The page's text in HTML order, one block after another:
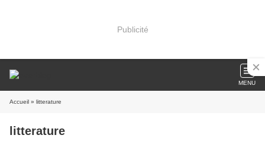
Publicité
MENU
Accueil » litterature
litterature